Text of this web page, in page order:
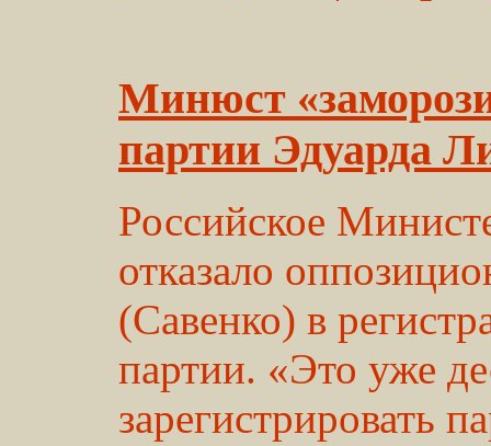
Минюст
партии Эдуарда
Российское
отказало
(Савенко) в
партии. «Это уже
зарегистрировать